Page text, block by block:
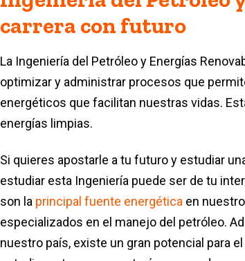
carrera con futuro
La Ingeniería del Petróleo y Energías
optimizar y administrar procesos que
energéticos que facilitan nuestras vidas.
energías limpias.
Si quieres apostarle a tu futuro y estudiar
estudiar esta Ingeniería puede ser de tu
son la principal fuente energética en
especializados en el manejo del petróleo.
nuestro país, existe un gran potencial para